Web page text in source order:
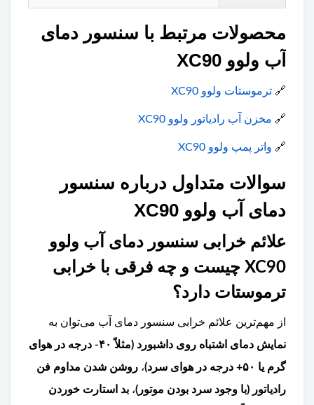
محصولات مرتبط با سنسور دمای
آب ولوو XC90
🔗 ترموستات ولوو XC90
🔗 مخزن آب رادیاتور ولوو XC90
🔗 واتر پمپ ولوو XC90
سوالات متداول درباره سنسور
دمای آب ولوو XC90
علائم خرابی سنسور دمای آب ولوو
XC90 چیست و چه فرقی با خرابی
ترموستات دارد؟
از مهم‌ترین علائم خرابی سنسور دمای آب می‌توان به
نمایش دمای اشتباه روی داشبورد (مثلاً ۴۰- درجه در هوای
گرم یا ۵۰+ درجه در هوای سرد)
، روشن شدن مداوم فن
رادیاتور (با وجود سرد بودن موتور)، بد استارت خوردن